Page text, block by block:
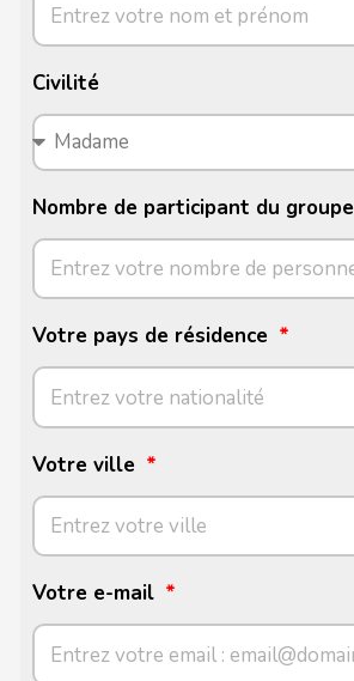
Civilité
Nombre de participant du groupe
Votre pays de résidence
Votre ville
Votre e-mail